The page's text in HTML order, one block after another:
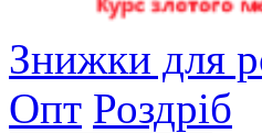
Знижки для
Опт Роздріб